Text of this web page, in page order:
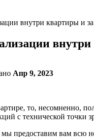
внутри квартиры и
Апр 9, 2023
то, несомненно,
с технической точки
мы предоставим вам всю